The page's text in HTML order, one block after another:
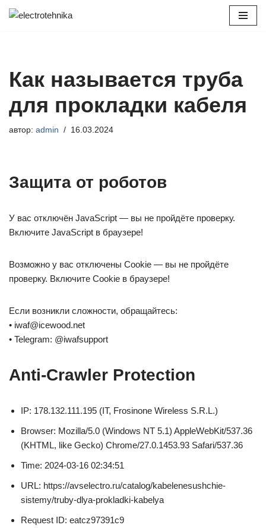
Как называется труба
для прокладки кабеля
автор: admin 16.03.2024
Защита от роботов
У вас отключён JavaScript — вы не пройдёте проверку.
Включите JavaScript в браузере!
Возможно у вас отключены Cookie — вы не пройдёте
проверку. Включите Cookie в браузере!
Если возникли сложности, обращайтесь:
• iwaf@icewood.net
• Telegram: @iwafsupport
Anti-Crawler Protection
IP: 178.132.111.195 (IT, Frosinone Wireless S.R.L.)
Browser: Mozilla/5.0 (Windows NT 5.1) AppleWebKit/537.36
(KHTML, like Gecko) Chrome/27.0.1453.93 Safari/537.36
Time: 2024-03-16 02:34:51
URL: https://avselectro.ru/catalog/kabelenesushchie-
sistemy/truby-dlya-prokladki-kabelya
Request ID: eatcz97391c9